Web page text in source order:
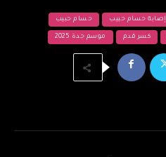
إصابة حسام حبيب حسام حبيب
كسر قدم موسم جدة 2025